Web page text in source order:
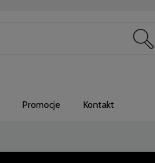
Promocje Kontakt